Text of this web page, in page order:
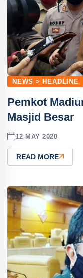
NEWS > HEADLINE
Pemkot
Masjid Besar
12 MAY 2020
READ MORE